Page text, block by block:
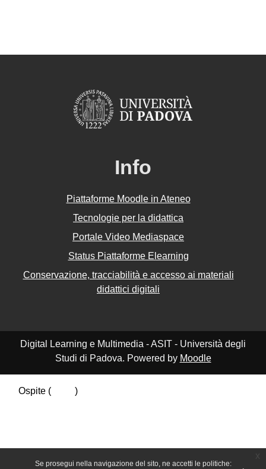
Se prosegui nella navigazione del sito, ne accetti le politiche:
Info
Piattaforme Moodle in Ateneo
Tecnologie per la didattica
Portale Video Mediaspace
Status Piattaforme Elearning
Conservazione, tracciabilità e accesso ai materiali
didattici digitali
Digital Learning e Multimedia - ASIT - Università degli
Studi di Padova. Powered by Moodle
Ospite (
)